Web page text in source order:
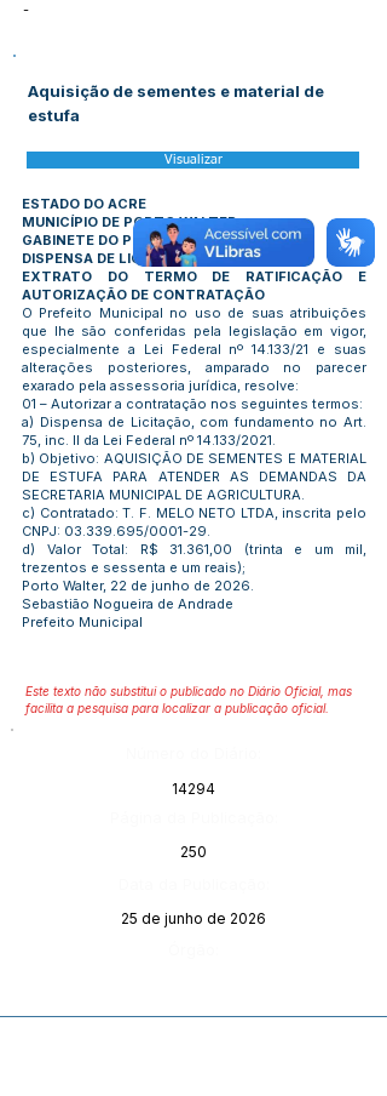
-
Aquisição de sementes e material de
estufa
Visualizar
ESTADO DO ACRE
MUNICÍPIO DE PORTO WALTER
GABINETE DO PREFEITO
DISPENSA DE LICITAÇÃO N° 006/2026
EXTRATO DO TERMO DE RATIFICAÇÃO E
AUTORIZAÇÃO DE CONTRATAÇÃO
O Prefeito Municipal no uso de suas atribuições
que lhe são conferidas pela legislação em vigor,
especialmente a Lei Federal nº 14.133/21 e suas
alterações posteriores, amparado no parecer
exarado pela assessoria jurídica, resolve:
01 – Autorizar a contratação nos seguintes termos:
a) Dispensa de Licitação, com fundamento no Art.
75, inc. II da Lei Federal nº 14.133/2021.
b) Objetivo: AQUISIÇÃO DE SEMENTES E MATERIAL
DE ESTUFA PARA ATENDER AS DEMANDAS DA
SECRETARIA MUNICIPAL DE AGRICULTURA.
c) Contratado: T. F. MELO NETO LTDA, inscrita pelo
CNPJ: 03.339.695/0001-29.
d) Valor Total: R$ 31.361,00 (trinta e um mil,
trezentos e sessenta e um reais);
Porto Walter, 22 de junho de 2026.
Sebastião Nogueira de Andrade
Prefeito Municipal
Este texto não substitui o publicado no Diário Oficial, mas
facilita a pesquisa para localizar a publicação oficial.
14294
250
25 de junho de 2026